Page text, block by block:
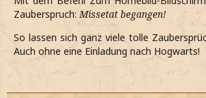
Zauberspruch:Missetat begangen!
So lassen sich ganz viele tolle
Auch ohne eine Einladung nach Hogwarts!